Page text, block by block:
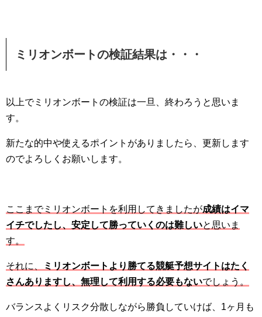
ミリオンボートの検証結果は・・・
以上でミリオンボートの検証は一旦、終わろうと思いま
す。
新たな的中や使えるポイントがありましたら、更新します
のでよろしくお願いします。
ここまでミリオンボートを利用してきましたが成績はイマ
イチでしたし、安定して勝っていくのは難しいと思いま
す。
それに、
ミリオンボートより勝てる競艇予想サイトはたく
さんありますし、無理して利用する必要もないでしょう。
バランスよくリスク分散しながら勝負していけば、1ヶ月も